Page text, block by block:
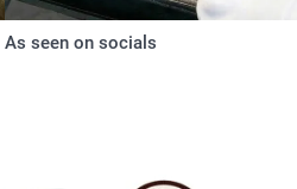
As seen on socials